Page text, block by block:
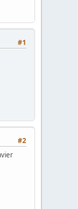
#1
#2